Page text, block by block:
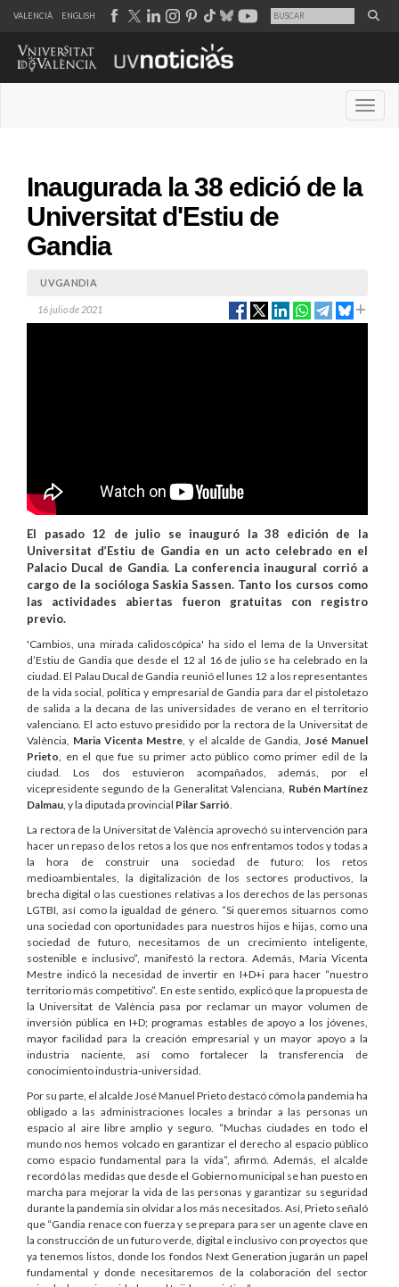
VALENCIÀ ENGLISH
Inaugurada la 38 edició de la
Universitat d'Estiu de
Gandia
UVGANDIA
16 julio de 2021
El pasado 12 de julio se inauguró la 38 edición de la
Universitat d’Estiu de Gandia en un acto celebrado en el
Palacio Ducal de Gandia. La conferencia inaugural corrió a
cargo de la socióloga Saskia Sassen. Tanto los cursos como
las actividades abiertas fueron gratuitas con registro
previo.
'Cambios, una mirada calidoscópica' ha sido el lema de la Unversitat
d’Estiu de Gandia que desde el 12 al 16 de julio se ha celebrado en la
ciudad. El Palau Ducal de Gandia reunió el lunes 12 a los representantes
de la vida social, política y empresarial de Gandia para dar el pistoletazo
de salida a la decana de las universidades de verano en el territorio
valenciano. El acto estuvo presidido por la rectora de la Universitat de
València, Maria Vicenta Mestre, y el alcalde de Gandia, José Manuel
Prieto, en el que fue su primer acto público como primer edil de la
ciudad. Los dos estuvieron acompañados, además, por el
vicepresidente segundo de la Generalitat Valenciana, Rubén Martínez
Dalmau, y la diputada provincial Pilar Sarrió.
La rectora de la Universitat de València aprovechó su intervención para
hacer un repaso de los retos a los que nos enfrentamos todos y todas a
la hora de construir una sociedad de futuro: los retos
medioambientales, la digitalización de los sectores productivos, la
brecha digital o las cuestiones relativas a los derechos de las personas
LGTBI, así como la igualdad de género. “Si queremos situarnos como
una sociedad con oportunidades para nuestros hijos e hijas, como una
sociedad de futuro, necesitamos de un crecimiento inteligente,
sostenible e inclusivo”, manifestó la rectora. Además, Maria Vicenta
Mestre indicó la necesidad de invertir en I+D+i para hacer “nuestro
territorio más competitivo”. En este sentido, explicó que la propuesta de
la Universitat de València pasa por reclamar un mayor volumen de
inversión pública en I+D; programas estables de apoyo a los jóvenes,
mayor facilidad para la creación empresarial y un mayor apoyo a la
industria naciente, así como fortalecer la transferencia de
conocimiento industria-universidad.
Por su parte, el alcalde José Manuel Prieto destacó cómo la pandemia ha
obligado a las administraciones locales a brindar a las personas un
espacio al aire libre amplio y seguro. “Muchas ciudades en todo el
mundo nos hemos volcado en garantizar el derecho al espacio público
como espacio fundamental para la vida”, afirmó. Además, el alcalde
recordó las medidas que desde el Gobierno municipal se han puesto en
marcha para mejorar la vida de las personas y garantizar su seguridad
durante la pandemia sin olvidar a los más necesitados. Así, Prieto señaló
que “Gandia renace con fuerza y se prepara para ser un agente clave en
la construcción de un futuro verde, digital e inclusivo con proyectos que
ya tenemos listos, donde los fondos Next Generation jugarán un papel
fundamental y donde necesitaremos de la colaboración del sector